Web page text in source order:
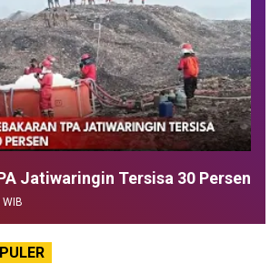
Jatiwaringin Tersisa 30 Persen